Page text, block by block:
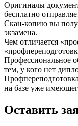
Оригиналы
бесплатно
Скан-копию вы
экзамена.
Чем отличается
Профессиональное
тем, у кого нет
на базе уже
Оставить